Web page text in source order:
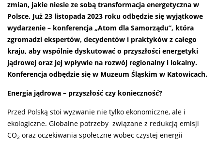
zmian, jakie niesie ze sobą transformacja energetyczna w
Polsce. Już 23 listopada 2023 roku odbędzie się wyjątkowe
wydarzenie – konferencja „Atom dla Samorządu”, która
zgromadzi ekspertów, decydentów i praktyków z całego
kraju, aby wspólnie dyskutować o przyszłości energetyki
jądrowej oraz jej wpływie na rozwój regionalny i lokalny.
Konferencja odbędzie się w Muzeum Śląskim w Katowicach.
Energia jądrowa – przyszłość czy konieczność?
Przed Polską stoi wyzwanie nie tylko ekonomiczne, ale i
ekologiczne. Globalne potrzeby związane z redukcją emisji
CO2 oraz oczekiwania społeczne wobec czystej energii